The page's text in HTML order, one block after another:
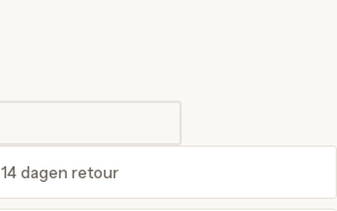
14 dagen retour